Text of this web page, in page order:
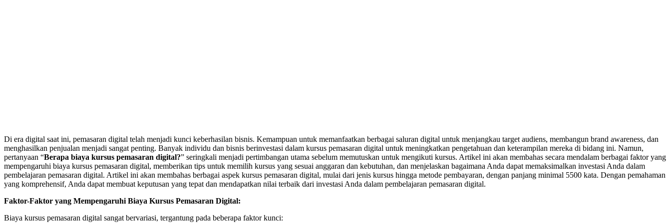
Di era digital saat ini, pemasaran digital telah menjadi kunci keberhasilan bisnis. Kemampuan untuk memanfaatkan berbagai saluran digital untuk menjangkau target audiens, membangun brand awareness, dan
menghasilkan penjualan menjadi sangat penting. Banyak individu dan bisnis berinvestasi dalam kursus pemasaran digital untuk meningkatkan pengetahuan dan keterampilan mereka di bidang ini. Namun,
pertanyaan “Berapa biaya kursus pemasaran digital?” seringkali menjadi pertimbangan utama sebelum memutuskan untuk mengikuti kursus. Artikel ini akan membahas secara mendalam berbagai faktor yang
mempengaruhi biaya kursus pemasaran digital, memberikan tips untuk memilih kursus yang sesuai anggaran dan kebutuhan, dan menjelaskan bagaimana Anda dapat memaksimalkan investasi Anda dalam
pembelajaran pemasaran digital. Artikel ini akan membahas berbagai aspek kursus pemasaran digital, mulai dari jenis kursus hingga metode pembayaran, dengan panjang minimal 5500 kata. Dengan pemahaman
yang komprehensif, Anda dapat membuat keputusan yang tepat dan mendapatkan nilai terbaik dari investasi Anda dalam pembelajaran pemasaran digital.
Faktor-Faktor yang Mempengaruhi Biaya Kursus Pemasaran Digital:
Biaya kursus pemasaran digital sangat bervariasi, tergantung pada beberapa faktor kunci: